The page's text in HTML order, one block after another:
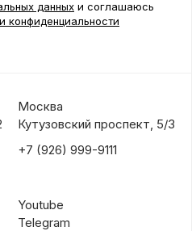
данных и соглашаюсь
конфиденциальности
Москва
Кутузовский проспект, 5/3
+7 (926) 999-9111
Youtube
Telegram